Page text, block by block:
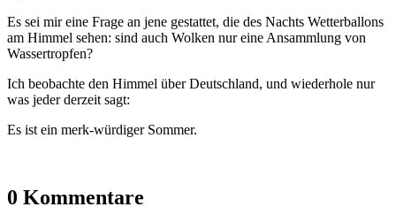
Es sei mir eine Frage an jene gestattet, die des Nachts Wetterballons
am Himmel sehen: sind auch Wolken nur eine Ansammlung von
Wassertropfen?
Ich beobachte den Himmel über Deutschland, und wiederhole nur
was jeder derzeit sagt:
Es ist ein merk-würdiger Sommer.
0 Kommentare